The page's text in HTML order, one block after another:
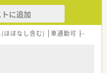
る環境において、チームワーク
軟に対応できる方が活躍してお
を重視し、残業なしで定時ぴっ
充実させたい方に大変おすすめ
に追加
ほぼなし含む) 車通勤可 扶養内